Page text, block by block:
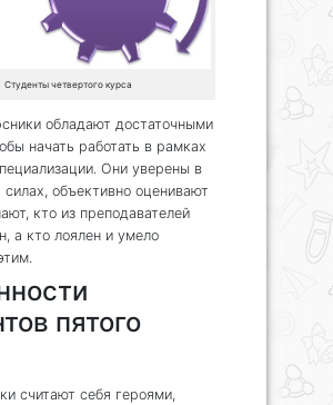
Студенты четвертого курса
обладают достаточными
начать работать в рамках
Они уверены в
силах, объективно оценивают
кто из преподавателей
а кто лоялен и умело
пятого
считают себя героями,